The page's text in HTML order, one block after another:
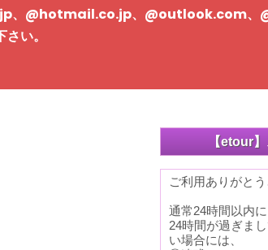
@hotmail.co.jp、@outlook.com、
い。